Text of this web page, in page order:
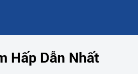
Hấp Dẫn Nhất